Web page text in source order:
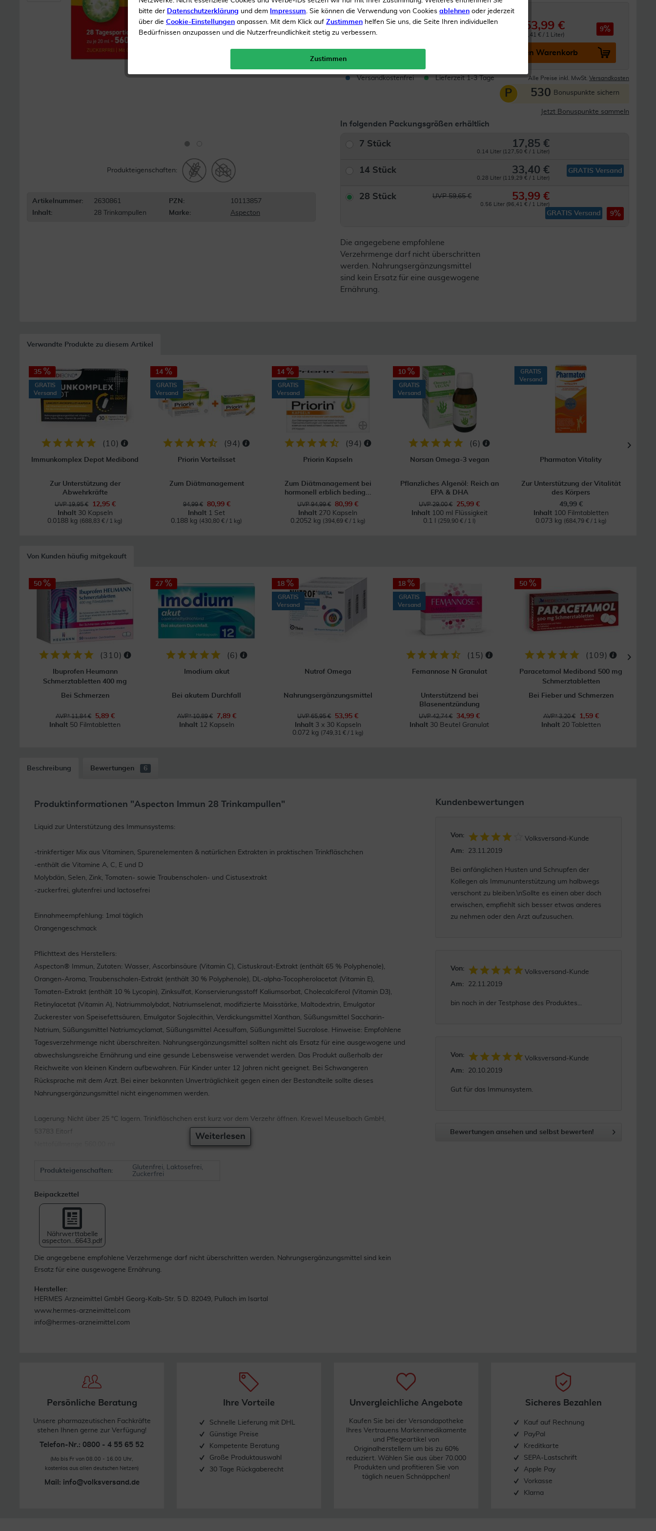
Produkteigenschaften:
Artikelnummer: 2630861 PZN:
10113857
Inhalt:
28 Trinkampullen Marke: Aspecton
Inhalt28 Trinkampullen
53,99 €
0.56 Liter (96,41 € / 1 Liter)
9
Menge: In den Warenkorb
Versandkostenfrei Lieferzeit 1-3 Tage Alle Preise inkl. MwSt. Versandkosten
P 530 Bonuspunkte sichern
Jetzt Bonuspunkte sammeln
In folgenden Packungsgrößen erhältlich
7 Stück 17,85 €
0.14 Liter (127,50 € / 1 Liter)
14 Stück 33,40 €
0.28 Liter (119,29 € / 1 Liter)
GRATIS Versand
28 Stück UVP 59,65 € 53,99 €
0.56 Liter (96,41 € / 1 Liter)
GRATIS Versand 9
Die angegebene empfohlene
Verzehrmenge darf nicht überschritten
werden. Nahrungsergänzungsmittel
sind kein Ersatz für eine ausgewogene
Ernährung.
Verwandte Produkte zu diesem Artikel
35
GRATIS
Versand
( 10)
Immunkomplex Depot Medibond
Zur Unterstützung der
Abwehrkräfte
UVP 19,95 €
12,95 €
Inhalt 30 Kapseln
0.0188 kg (688,83 € / 1 kg)
14
GRATIS
Versand
(94)
Priorin Vorteilsset
Zum Diätmanagement
94,99 €
80,99 €
Inhalt 1 Set
0.188 kg (430,80 € / 1 kg)
14
GRATIS
Versand
(94)
Priorin Kapseln
Zum Diätmanagement bei
hormonell erblich beding...
UVP 94,99 €
80,99 €
Inhalt 270 Kapseln
0.2052 kg (394,69 € / 1 kg)
10
GRATIS
Versand
(6)
Norsan Omega-3 vegan
Pflanzliches Algenöl: Reich an
EPA & DHA
UVP 29,00 €
25,99 €
Inhalt 100 ml Flüssigkeit
0.1 l
(259,90 € / 1 l)
GRATIS
Versand
Pharmaton Vitality
Zur Unterstützung der Vitalität
des Körpers
49,99 €
Inhalt 100 Filmtabletten
0.073 kg (684,79 € / 1 kg)
Von Kunden häufig mitgekauft
50
(310)
Ibuprofen Heumann
Schmerztabletten 400 mg
Bei Schmerzen
AVP* 11,84 €
5,89 €
Inhalt 50 Filmtabletten
27
(6)
Imodium akut
Bei akutem Durchfall
AVP* 10,89 €
7,89 €
Inhalt 12 Kapseln
18
GRATIS
Versand
Nutrof Omega
Nahrungsergänzungsmittel
UVP 65,95 €
53,95 €
Inhalt 3 x 30 Kapseln
0.072 kg (749,31 € / 1 kg)
18
GRATIS
Versand
( 15)
Femannose N Granulat
Unterstützend bei
Blasenentzündung
UVP 42,74 €
34,99 €
Inhalt 30 Beutel Granulat
50
( 109)
Paracetamol Medibond 500 mg
Schmerztabletten
Bei Fieber und Schmerzen
AVP* 3,20 €
1,59 €
Inhalt 20 Tabletten
Beschreibung Bewertungen 6
Produktinformationen "Aspecton Immun 28 Trinkampullen"
Liquid zur Unterstützung des Immunsystems:
-trinkfertiger Mix aus Vitaminen, Spurenelementen & natürlichen Extrakten in praktischen Trinkfläschchen
-enthält die Vitamine A, C, E und D
Molybdän, Selen, Zink, Tomaten- sowie Traubenschalen- und Cistusextrakt
-zuckerfrei, glutenfrei und lactosefrei
Einnahmeempfehlung: 1mal täglich
Orangengeschmack
Pflichttext des Herstellers:
Aspecton® Immun, Zutaten: Wasser, Ascorbinsäure (Vitamin C), Cistuskraut-Extrakt (enthält 65 % Polyphenole),
Orangen-Aroma, Traubenschalen-Extrakt (enthält 30 % Polyphenole), DL-alpha-Tocopherolacetat (Vitamin E),
Tomaten-Extrakt (enthält 10 % Lycopin), Zinksulfat, Konservierungsstoff Kaliumsorbat, Cholecalciferol (Vitamin D3),
Retinylacetat (Vitamin A), Natriummolybdat, Natriumselenat, modifizierte Maisstärke, Maltodextrin, Emulgator
Zuckerester von Speisefettsäuren, Emulgator Sojalecithin, Verdickungsmittel Xanthan, Süßungsmittel Saccharin-
Natrium, Süßungsmittel Natriumcyclamat, Süßungsmittel Acesulfam, Süßungsmittel Sucralose. Hinweise: Empfohlene
Tagesverzehrmenge nicht überschreiten. Nahrungsergänzungsmittel sollten nicht als Ersatz für eine ausgewogene und
abwechslungsreiche Ernährung und eine gesunde Lebensweise verwendet werden. Das Produkt außerhalb der
Reichweite von kleinen Kindern aufbewahren. Für Kinder unter 12 Jahren nicht geeignet. Bei Schwangeren
Rücksprache mit dem Arzt. Bei einer bekannten Unverträglichkeit gegen einen der Bestandteile sollte dieses
Nahrungsergänzungsmittel nicht eingenommen werden.
Lagerung: Nicht über 25 °C lagern. Trinkfläschchen erst kurz vor dem Verzehr öffnen. Krewel Meuselbach GmbH,
53783 Eitorf
Weiterlesen
Produkteigenschaften:
Glutenfrei, Laktosefrei,
Zuckerfrei
Beipackzettel
Nährwerttabelle
aspecton...6643.pdf
Die angegebene empfohlene Verzehrmenge darf nicht überschritten werden. Nahrungsergänzungsmittel sind kein
Ersatz für eine ausgewogene Ernährung.
Hersteller:
HERMES Arzneimittel GmbH Georg-Kalb-Str. 5 D. 82049, Pullach im Isartal
www.hermes-arzneimittel.com
info@hermes-arzneimittel.com
Kundenbewertungen
Von:
Volksversand-Kunde
Am:
23.11.2019
Bei anfänglichen Husten und Schnupfen der
Kollegen als Immununterstützung um halbwegs
verschont zu bleiben.\nSollte es einen aber doch
erwischen, empfiehlt sich besser etwas anderes
zu nehmen oder den Arzt aufzusuchen.
Von:
Volksversand-Kunde
Am:
22.11.2019
bin noch in der Testphase des Produktes...
Von:
Volksversand-Kunde
Am:
20.10.2019
Gut für das Immunsystem.
Bewertungen ansehen und selbst bewerten!
Persönliche Beratung
Unsere pharmazeutischen Fachkräfte
stehen Ihnen gerne zur Verfügung!
Telefon-Nr.: 0800 - 4 55 65 52
(Mo bis Fr von 08.00 - 16.00 Uhr,
kostenlos aus allen deutschen Netzen)
Mail: info@volksversand.de
Ihre Vorteile
Schnelle Lieferung mit DHL
Günstige Preise
Kompetente Beratung
Große Produktauswahl
30 Tage Rückgaberecht
Unvergleichliche Angebote
Kaufen Sie bei der Versandapotheke
Ihres Vertrauens Markenmedikamente
und Pflegeartikel von
Originalherstellern um bis zu 60%
reduziert. Wählen Sie aus über 70.000
Produkten und profitieren Sie von
täglich neuen Schnäppchen!
Sicheres Bezahlen
Kauf auf Rechnung
PayPal
Kreditkarte
SEPA-Lastschrift
Apple Pay
Vorkasse
Klarna
bitte der Datenschutzerklärung und dem Impressum. Sie können die Verwendung von Cookies ablehnen oder jederzeit
über die Cookie-Einstellungen anpassen. Mit dem Klick auf Zustimmen helfen Sie uns, die Seite Ihren individuellen
Bedürfnissen anzupassen und die Nutzerfreundlichkeit stetig zu verbessern.
Zustimmen